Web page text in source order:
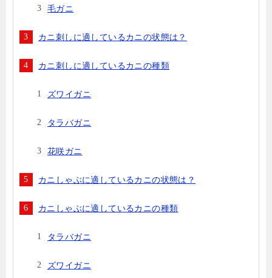
毛ガニ
カニ刺しに適しているカニの状態は？
カニ刺しに適しているカニの種類
ズワイガニ
タラバガニ
花咲ガニ
カニしゃぶに適しているカニの状態は？
カニしゃぶに適しているカニの種類
タラバガニ
ズワイガニ